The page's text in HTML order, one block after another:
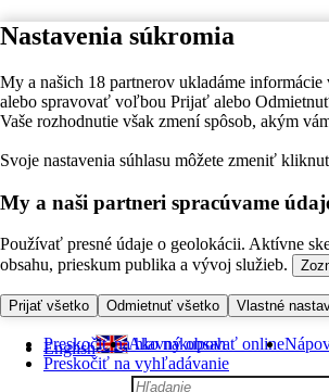
Nastavenia súkromia
My a našich 18 partnerov ukladáme
alebo spravovať voľbou Prijať alebo
Vaše rozhodnutie však zmení spôsob, akým
Svoje nastavenia súhlasu môžete zmeniť
My a naši partneri spracúvame
Používať presné údaje o geolokácii. Aktívne
obsahu, prieskum publika a vývoj služieb.
Prijať všetko Odmietnuť všetko Vlastné
Preskočiť na hlavný obsah
Preskočiť na vyhľadávanie
English Ako nakupovať online